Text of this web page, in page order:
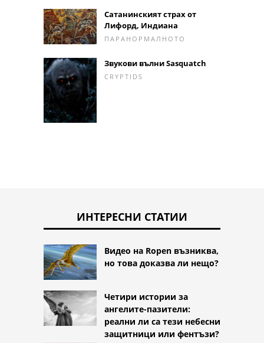
Сатанинският страх от
Лифорд, Индиана
ПАРАНОРМАЛНОТО
Звукови вълни Sasquatch
CRYPTIDS
ИНТЕРЕСНИ СТАТИИ
Видео на Ropen възниква,
но това доказва ли нещо?
Четири истории за
ангелите-пазители:
реални ли са тези небесни
защитници или фентъзи?